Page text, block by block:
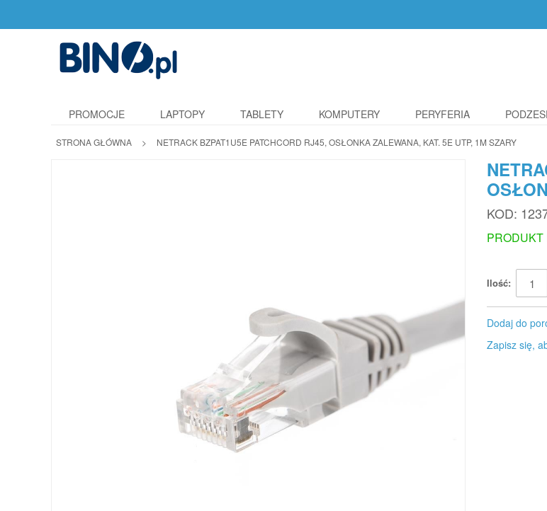
PROMOCJE LAPTOPY TABLETY KOMPUTERY PERYFERIA
STRONA GŁÓWNA > NETRACK BZPAT1U5E PATCHCORD RJ45, OSŁONKA ZALEWANA, KAT. 5E UTP, 1M SZARY
KOD:
Ilość:
Dodaj do
Zapisz się,